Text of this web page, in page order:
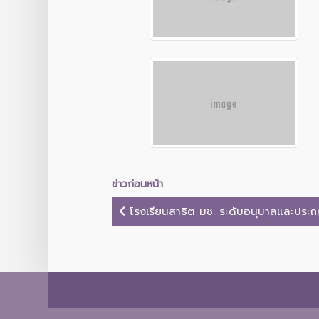
ข่าวก่อนหน้า
โรงเรียนสาธิต มช. ระดับอนุบาลและประ